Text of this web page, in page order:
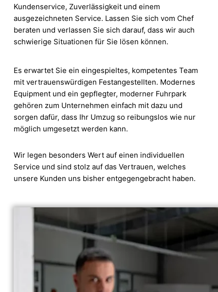
Kundenservice, Zuverlässigkeit und einem
ausgezeichneten Service. Lassen Sie sich vom Chef
beraten und verlassen Sie sich darauf, dass wir auch
schwierige Situationen für Sie lösen können.
Es erwartet Sie ein eingespieltes, kompetentes Team
mit vertrauenswürdigen Festangestellten. Modernes
Equipment und ein gepflegter, moderner Fuhrpark
gehören zum Unternehmen einfach mit dazu und
sorgen dafür, dass Ihr Umzug so reibungslos wie nur
möglich umgesetzt werden kann.
Wir legen besonders Wert auf einen individuellen
Service und sind stolz auf das Vertrauen, welches
unsere Kunden uns bisher entgegengebracht haben.